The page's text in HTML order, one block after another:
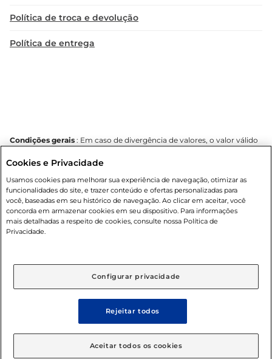
Política de troca e devolução
Política de entrega
Condições gerais : Em caso de divergência de valores, o valor válido
confirmação de estoque. Compras podem ser canceladas em caso
número de clientes as nossas promoções, a compra de produtos
com preços promocionais poderá ter sua quantidade limitada por
cliente. Os preços, ofertas e condições são exclusivos para o e-
commerce e válidos durante o dia de hoje, podendo sofrer alterações
sem prévia notificação. Proibida a venda de bebidas alcoólicas para
alterações sem aviso prévio. O valor mínimo para as compras on-line
© 2025 Copyright. Todos os direitos
reservados Mercantil.
Cookies e Privacidade
Usamos cookies para melhorar sua experiência de navegação, otimizar as
funcionalidades do site, e trazer conteúdo e ofertas personalizadas para
você, baseadas em seu histórico de navegação. Ao clicar em aceitar, você
concorda em armazenar cookies em seu dispositivo. Para informações
mais detalhadas a respeito de cookies, consulte nossa Política de
Privacidade.
Configurar privacidade
Rejeitar todos
Aceitar todos os cookies